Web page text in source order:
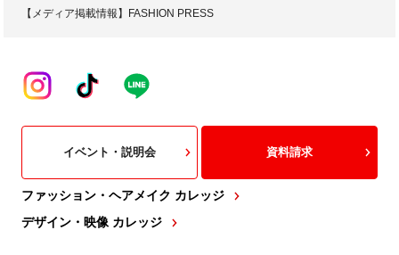
【メディア掲載情報】FASHION PRESS
ファッション・ヘアメイク カレッジ
デザイン・映像 カレッジ
イベント・説明会 資料請求